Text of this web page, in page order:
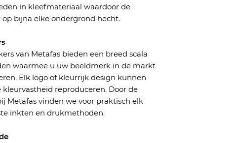
in kleefmateriaal waardoor de
bijna elke ondergrond hecht.
van Metafas bieden een breed scala
waarmee u uw beeldmerk in de markt
Elk logo of kleurrijk design kunnen
reproduceren. Door de
Metafas vinden we voor praktisch elk
inkten en drukmethoden.